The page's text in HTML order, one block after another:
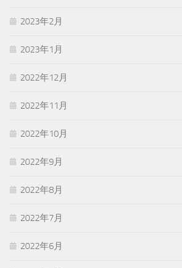
2023年2月
2023年1月
2022年12月
2022年11月
2022年10月
2022年9月
2022年8月
2022年7月
2022年6月